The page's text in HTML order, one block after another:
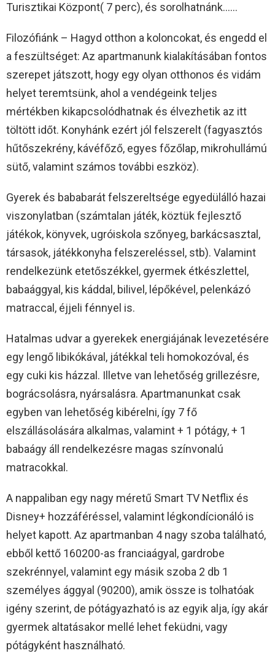
Turisztikai Központ( 7 perc), és sorolhatnánk……
Filozófiánk – Hagyd otthon a koloncokat, és engedd el
a feszültséget: Az apartmanunk kialakításában fontos
szerepet játszott, hogy egy olyan otthonos és vidám
helyet teremtsünk, ahol a vendégeink teljes
mértékben kikapcsolódhatnak és élvezhetik az itt
töltött időt. Konyhánk ezért jól felszerelt (fagyasztós
hűtőszekrény, kávéfőző, egyes főzőlap, mikrohullámú
sütő, valamint számos további eszköz).
Gyerek és bababarát felszereltsége egyedülálló hazai
viszonylatban (számtalan játék, köztük fejlesztő
játékok, könyvek, ugróiskola szőnyeg, barkácsasztal,
társasok, játékkonyha felszereléssel, stb). Valamint
rendelkezünk etetőszékkel, gyermek étkészlettel,
babaággyal, kis káddal, bilivel, lépőkével, pelenkázó
matraccal, éjjeli fénnyel is.
Hatalmas udvar a gyerekek energiájának levezetésére
egy lengő libikókával, játékkal teli homokozóval, és
egy cuki kis házzal. Illetve van lehetőség grillezésre,
bográcsolásra, nyársalásra. Apartmanunkat csak
egyben van lehetőség kibérelni, így 7 fő
elszállásolására alkalmas, valamint + 1 pótágy, + 1
babaágy áll rendelkezésre magas színvonalú
matracokkal.
A nappaliban egy nagy méretű Smart TV Netflix és
Disney+ hozzáféréssel, valamint légkondícionáló is
helyet kapott. Az apartmanban 4 nagy szoba található,
ebből kettő 160200-as franciaágyal, gardrobe
szekrénnyel, valamint egy másik szoba 2 db 1
személyes ággyal (90200), amik össze is tolhatóak
igény szerint, de pótágyazható is az egyik alja, így akár
gyermek altatásakor mellé lehet feküdni, vagy
pótágyként használható.